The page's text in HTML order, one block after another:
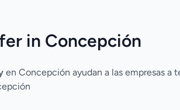
in Concepción
en Concepción ayudan a las empresas